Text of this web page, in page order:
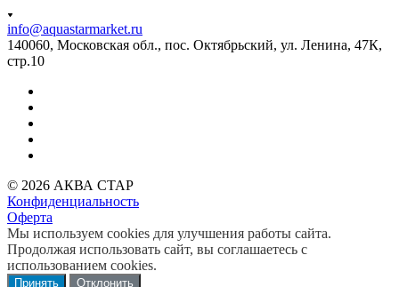
info@aquastarmarket.ru
140060, Московская обл., пос. Октябрьский, ул. Ленина, 47К,
стр.10
© 2026 АКВА СТАР
Конфиденциальность
Оферта
Мы используем cookies для улучшения работы сайта.
Продолжая использовать сайт, вы соглашаетесь с
использованием cookies.
Принять Отклонить